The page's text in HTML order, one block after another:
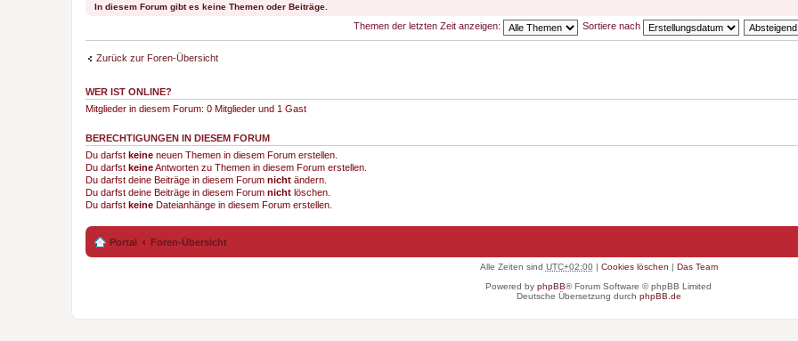
In diesem Forum gibt es keine Themen oder Beiträge.
Themen der letzten Zeit anzeigen: Sortiere nach
Zurück zur Foren-Übersicht
WER IST ONLINE?
Mitglieder in diesem Forum: 0 Mitglieder und 1 Gast
BERECHTIGUNGEN IN DIESEM FORUM
Du darfst keine neuen Themen in diesem Forum erstellen.
Du darfst keineAntworten zu Themen in diesem Forum erstellen.
Du darfst deine Beiträge in diesem Forum nicht ändern.
Du darfst deine Beiträge in diesem Forum nicht löschen.
Du darfst keine Dateianhänge in diesem Forum erstellen.
Portal Foren-Übersicht
Alle Zeiten sind UTC+02:00| Cookies löschen | Das Team
Powered by phpBB® Forum Software © phpBB Limited
Deutsche Übersetzung durch phpBB.de